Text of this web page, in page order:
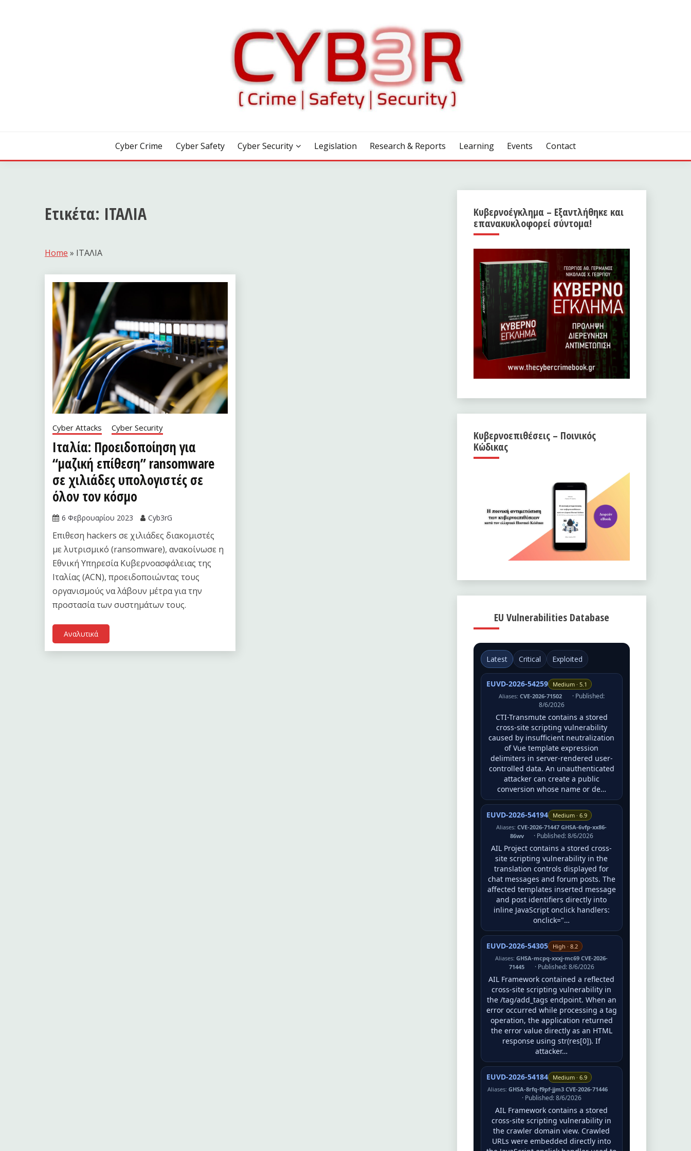
Cyber Crime Cyber Safety Cyber Security Legislation Research & Reports Learning Events Contact
Ετικέτα: ΙΤΑΛΙΑ
Home » ΙΤΑΛΙΑ
Cyber Attacks Cyber Security
Ιταλία: Προειδοποίηση για
“μαζική επίθεση” ransomware
σε χιλιάδες υπολογιστές σε
όλον τον κόσμο
6 Φεβρουαρίου 2023 Cyb3rG
Επιθεση hackers σε χιλιάδες διακομιστές
με λυτρισμικό (ransomware), ανακοίνωσε η
Εθνική Υπηρεσία Κυβερνοασφάλειας της
Ιταλίας (ACN), προειδοποιώντας τους
οργανισμούς να λάβουν μέτρα για την
προστασία των συστημάτων τους.
Αναλυτικά
Κυβερνοέγκλημα – Εξαντλήθηκε και
επανακυκλοφορεί σύντομα!
Κυβερνοεπιθέσεις – Ποινικός
Κώδικας
EU Vulnerabilities Database
Latest Critical Exploited
EUVD-2026-54259
Medium · 5.1
Aliases:CVE-2026-71502
· Published:
8/6/2026
CTI-Transmute contains a stored
cross-site scripting vulnerability
caused by insufficient neutralization
of Vue template expression
delimiters in server-rendered user-
controlled data. An unauthenticated
attacker can create a public
conversion whose name or de…
EUVD-2026-54194
Medium · 6.9
Aliases:CVE-2026-71447 GHSA-6vfp-xx86-
86wv
· Published: 8/6/2026
AIL Project contains a stored cross-
site scripting vulnerability in the
translation controls displayed for
chat messages and forum posts. The
affected templates inserted message
and post identifiers directly into
inline JavaScript onclick handlers:
onclick="…
EUVD-2026-54305
High · 8.2
Aliases:GHSA-mcpq-xxxj-mc69 CVE-2026-
71445
· Published: 8/6/2026
AIL Framework contained a reflected
cross-site scripting vulnerability in
the /tag/add_tags endpoint. When an
error occurred while processing a tag
operation, the application returned
the error value directly as an HTML
response using str(res[0]). If
attacker…
EUVD-2026-54184
Medium · 6.9
Aliases: GHSA-8rfq-f9pf-jjm3 CVE-2026-71446
· Published: 8/6/2026
AIL Framework contains a stored
cross-site scripting vulnerability in
the crawler domain view. Crawled
URLs were embedded directly into